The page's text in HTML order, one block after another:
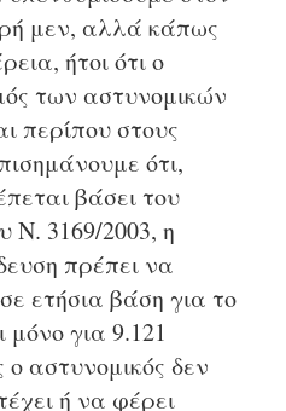
μεν, αλλά κάπως
ήτοι ότι ο
των αστυνομικών
περίπου στους
ότι,
βάσει του
Ν. 3169/2003, η
πρέπει να
ετήσια βάση για το
μόνο για 9.121
αστυνομικός δεν
ή να φέρει